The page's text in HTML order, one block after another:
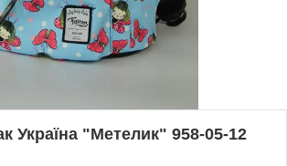
Україна "Метелик" 958-05-12